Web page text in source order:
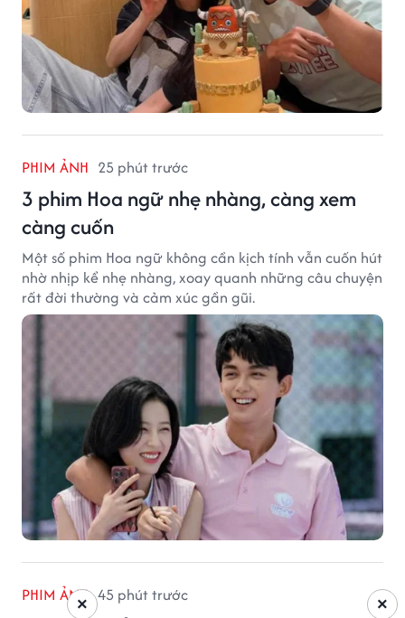
PHIM ẢNH 25 phút trước
3 phim Hoa ngữ nhẹ nhàng, càng xem
càng cuốn
Một số phim Hoa ngữ không cần kịch tính vẫn cuốn hút
nhờ nhịp kể nhẹ nhàng, xoay quanh những câu chuyện
rất đời thường và cảm xúc gần gũi.
PHIM ẢNH 45 phút trước ×
×